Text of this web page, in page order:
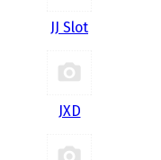
JJ Slot
JXD